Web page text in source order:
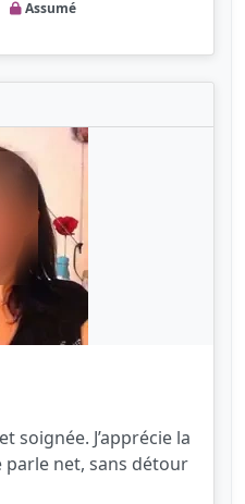
Assumé
soignée. J’apprécie la
net, sans détour